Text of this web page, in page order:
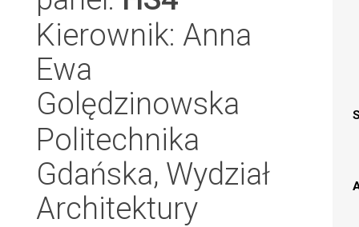
Kierownik: Anna
Ewa
Golędzinowska
Politechnika
Gdańska, Wydział
Architektury